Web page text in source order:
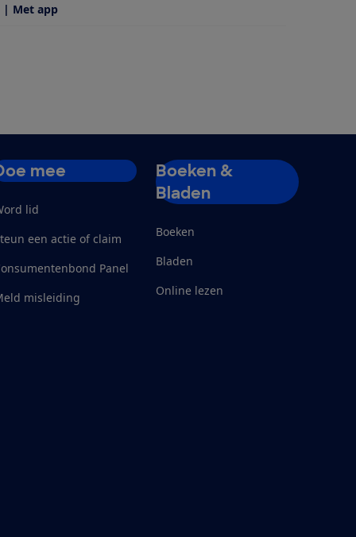
| Met app
mee
lid
een actie of claim
Panel
misleiding
Boeken &
Bladen
Boeken
Bladen
Online lezen